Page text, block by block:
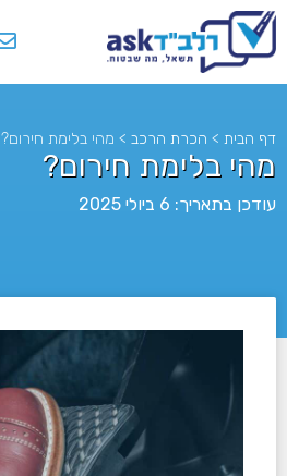
דף הבית > הכרת הרכב > מהי בלימת חירום?
מהי בלימת חירום?
עודכן בתאריך: 6 ביולי 2025